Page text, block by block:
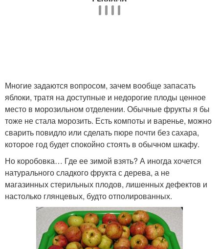
Многие задаются вопросом, зачем вообще запасать
яблоки, тратя на доступные и недорогие плоды ценное
место в морозильном отделении. Обычные фрукты я бы
тоже не стала морозить. Есть компоты и варенье, можно
сварить повидло или сделать пюре почти без сахара,
которое год будет спокойно стоять в обычном шкафу.
Но коробовка… Где ее зимой взять? А иногда хочется
натурального сладкого фрукта с дерева, а не
магазинных стерильных плодов, лишенных дефектов и
настолько глянцевых, будто отполированных.